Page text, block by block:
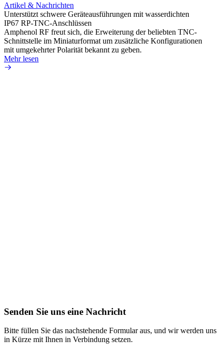
Artikel & Nachrichten
Unterstützt schwere Geräteausführungen mit wasserdichten
IP67 RP-TNC-Anschlüssen
Amphenol RF freut sich, die Erweiterung der beliebten TNC-
Schnittstelle im Miniaturformat um zusätzliche Konfigurationen
mit umgekehrter Polarität bekannt zu geben.
Mehr lesen
Senden Sie uns eine Nachricht
Bitte füllen Sie das nachstehende Formular aus, und wir werden uns
in Kürze mit Ihnen in Verbindung setzen.